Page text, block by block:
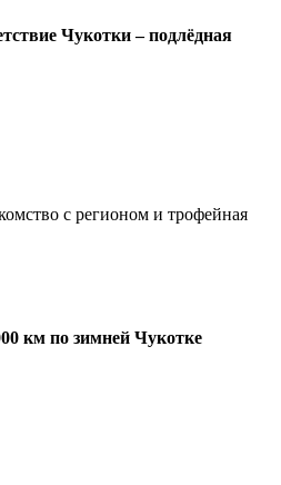
Чукотки – подлёдная
с регионом и трофейная
км по зимней Чукотке